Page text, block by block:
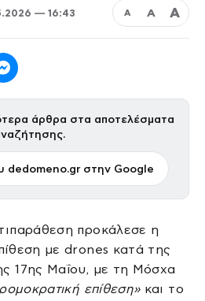
— 16:43 Α Α Α
άρθρα στα αποτελέσματα
dedomeno.gr στην Google
προκάλεσε η
με drones κατά της
17ης Μαΐου, με τη Μόσχα
επίθεση»και το